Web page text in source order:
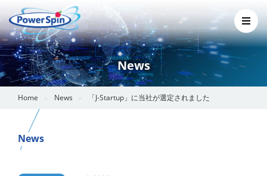
News
Home News 「J-Startup」に当社が選定されました
News